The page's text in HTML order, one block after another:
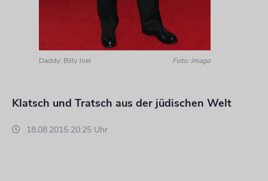
Daddy: Billy Joel Foto: imago
Klatsch und Tratsch aus der jüdischen Welt
18.08.2015 20:25 Uhr